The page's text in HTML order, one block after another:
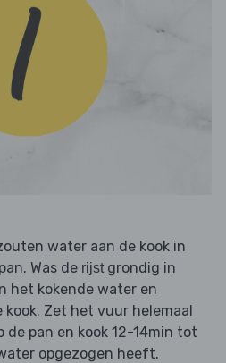
water aan de kook in
Was de rijst grondig in
het kokende water en
kook. Zet het vuur helemaal
de pan en kook 12-14min tot
opgezogen heeft.